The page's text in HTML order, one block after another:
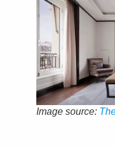
Image source: